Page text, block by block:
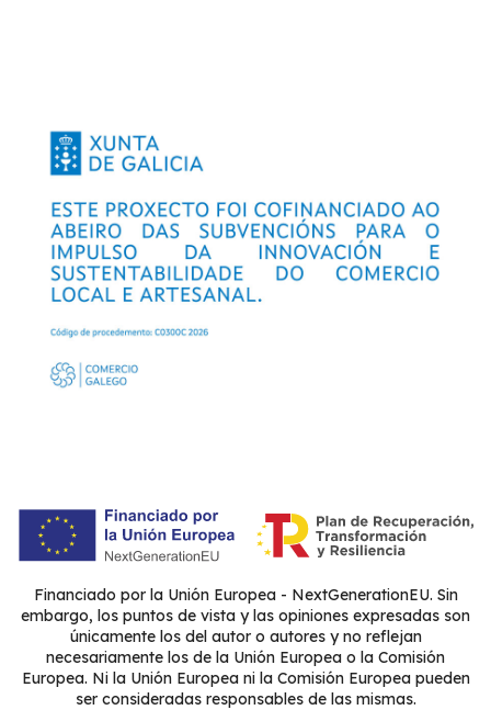
Financiado por la Unión Europea - NextGenerationEU. Sin
embargo, los puntos de vista y las opiniones expresadas son
únicamente los del autor o autores y no reflejan
necesariamente los de la Unión Europea o la Comisión
Europea. Ni la Unión Europea ni la Comisión Europea pueden
ser consideradas responsables de las mismas.